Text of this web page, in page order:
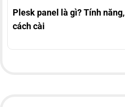
Plesk panel là gì? Tính
cách cài